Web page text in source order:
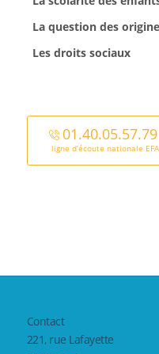
La question des
Les droits sociaux
01.40.05.57.79
ligne d’écoute nationale EFA
Contact
221, rue Lafayette